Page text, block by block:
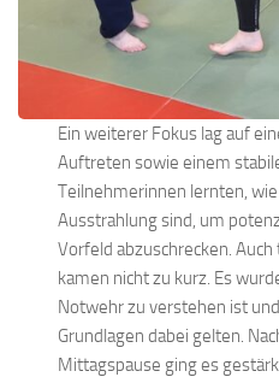
Ein weiterer Fokus lag auf
Auftreten sowie einem
Teilnehmerinnen lernten,
Ausstrahlung sind, um
Vorfeld abzuschrecken.
kamen nicht zu kurz. Es
Notwehr zu verstehen ist
Grundlagen dabei gelten.
Mittagspause ging es